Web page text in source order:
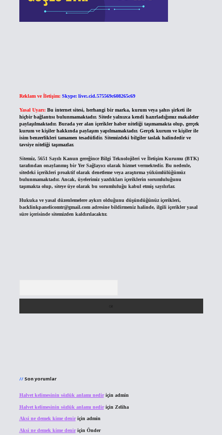
Reklam ve İletişim: Skype: live:.cid.575569c608265c69
Yasal Uyarı: Bu internet sitesi, herhangi bir marka, kurum veya şahıs şirketi ile
hiçbir bağlantısı bulunmamaktadır. Sitede yalnızca kendi hazırladığımız makaleler
paylaşılmaktadır. Burada yer alan içerikler haber niteliği taşımamakta olup, gerçek
kurum ve kişiler hakkında paylaşım yapılmamaktadır. Gerçek kurum ve kişiler ile
isim benzerlikleri tamamen tesadüfidir. Sitemizdeki bilgiler taslak halindedir ve
tavsiye niteliği taşımazlar.
Sitemiz, 5651 Sayılı Kanun gereğince Bilgi Teknolojileri ve İletişim Kurumu (BTK)
tarafından onaylanmış bir Yer Sağlayıcı olarak hizmet vermektedir. Bu nedenle,
sitedeki içerikleri proaktif olarak denetleme veya araştırma yükümlülüğümüz
bulunmamaktadır. Ancak, üyelerimiz yazdıkları içeriklerin sorumluluğunu
taşımakta olup, siteye üye olarak bu sorumluluğu kabul etmiş sayılırlar.
Hukuka ve yasal düzenlemelere aykırı olduğunu düşündüğünüz içerikleri,
backlinkpanelicomtr@gmail.comadresine bildirmeniz halinde, ilgili içerikler yasal
süre içerisinde sitemizden kaldırılacaktır.
Son yorumlar
Halvet kelimesinin sözlük anlamı nediriçin admin
Halvet kelimesinin sözlük anlamı nediriçin Zeliha
Aksi ne demek kime deniriçin admin
Aksi ne demek kime deniriçin Önder